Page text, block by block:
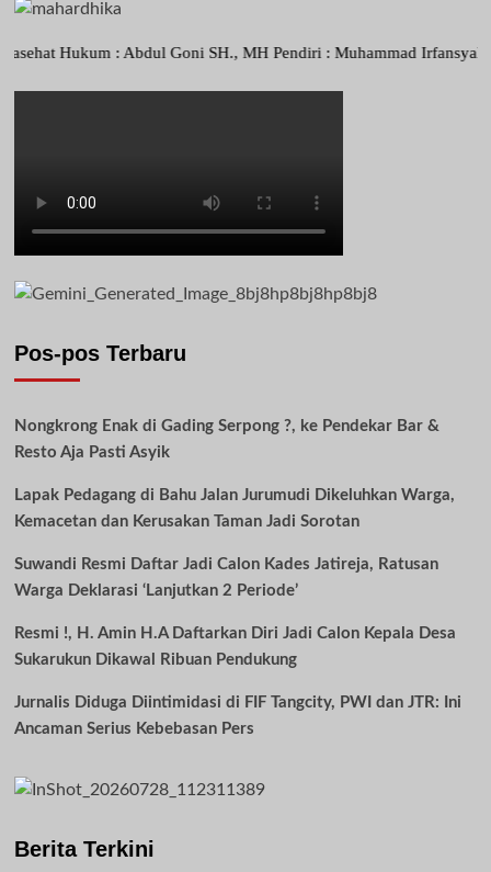
Hukum : Abdul Goni SH., MH Pendiri : Muhammad Irfansyah,
Pos-pos Terbaru
Nongkrong Enak di Gading Serpong ?, ke Pendekar Bar &
Resto Aja Pasti Asyik
Lapak Pedagang di Bahu Jalan Jurumudi Dikeluhkan Warga,
Kemacetan dan Kerusakan Taman Jadi Sorotan
Suwandi Resmi Daftar Jadi Calon Kades Jatireja, Ratusan
Warga Deklarasi ‘Lanjutkan 2 Periode’
Resmi !, H. Amin H.A Daftarkan Diri Jadi Calon Kepala Desa
Sukarukun Dikawal Ribuan Pendukung
Jurnalis Diduga Diintimidasi di FIF Tangcity, PWI dan JTR: Ini
Ancaman Serius Kebebasan Pers
Berita Terkini